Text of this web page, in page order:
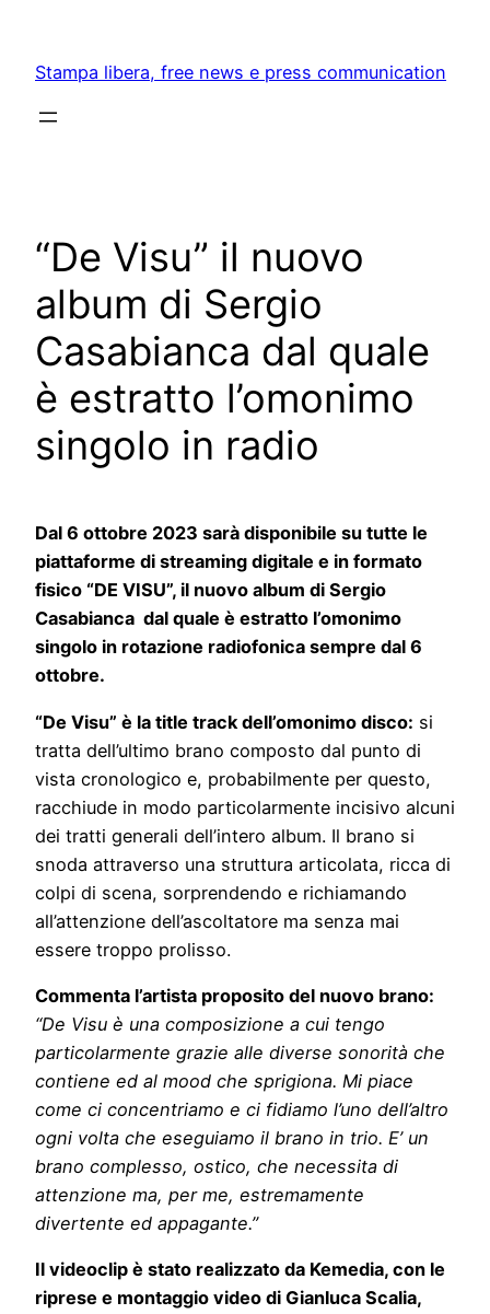
content
Stampa libera, free news e press communication
“De Visu” il nuovo
album di Sergio
Casabianca dal quale
è estratto l’omonimo
singolo in radio
Dal 6 ottobre 2023 sarà disponibile su tutte le
piattaforme di streaming digitale e in formato
fisico “DE VISU”, il nuovo album di Sergio
Casabianca dal quale è estratto l’omonimo
singolo in rotazione radiofonica sempre dal 6
ottobre.
“De Visu” è la title track dell’omonimo disco: si
tratta dell’ultimo brano composto dal punto di
vista cronologico e, probabilmente per questo,
racchiude in modo particolarmente incisivo alcuni
dei tratti generali dell’intero album. Il brano si
snoda attraverso una struttura articolata, ricca di
colpi di scena, sorprendendo e richiamando
all’attenzione dell’ascoltatore ma senza mai
essere troppo prolisso.
Commenta l’artista proposito del nuovo brano:
“De Visu è una composizione a cui tengo
particolarmente grazie alle diverse sonorità che
contiene ed al mood che sprigiona. Mi piace
come ci concentriamo e ci fidiamo l’uno dell’altro
ogni volta che eseguiamo il brano in trio. E’ un
brano complesso, ostico, che necessita di
attenzione ma, per me, estremamente
divertente ed appagante.”
Il videoclip è stato realizzato da Kemedia, con le
riprese e montaggio video di Gianluca Scalia,